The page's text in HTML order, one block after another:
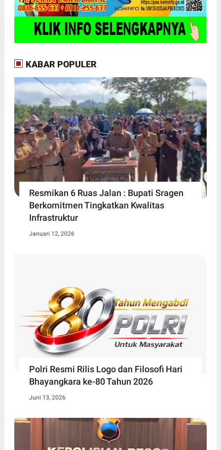
KABAR POPULER
Resmikan 6 Ruas Jalan : Bupati Sragen
Berkomitmen Tingkatkan Kwalitas
Infrastruktur
Januari 12, 2026
Polri Resmi Rilis Logo dan Filosofi Hari
Bhayangkara ke-80 Tahun 2026
Juni 13, 2026